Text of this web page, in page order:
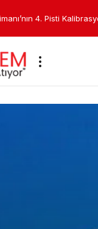
4. Pisti